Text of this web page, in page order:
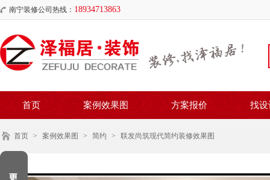
南宁装修公司热线： 18934713863
首页 案例效果图 方案报价 找设
首页 > 案例效果图 > 简约 > 联发尚筑现代简约装修效果图